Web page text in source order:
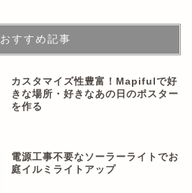
おすすめ記事
カスタマイズ性豊富！Mapifulで好
きな場所・好きなあの日のポスター
を作る
電源工事不要なソーラーライトでお
庭イルミライトアップ